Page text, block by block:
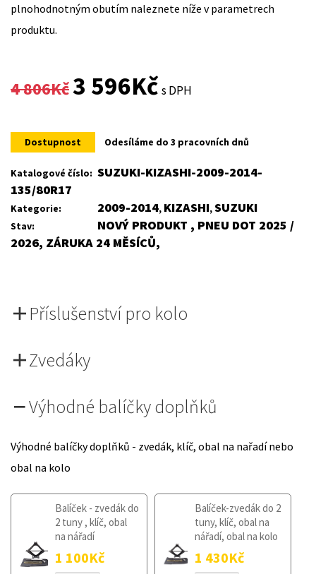
plnohodnotným obutím naleznete níže v parametrech
produktu.
4 806Kč
Original
was:
4
3 596KčCurrent
is:
3
s DPH
Dostupnost Odesíláme do 3 pracovních dnů
Katalogové číslo: SUZUKI-KIZASHI-2009-2014-
135/80R17
Kategorie: 2009-2014, KIZASHI,SUZUKI
Stav:
NOVÝ PRODUKT , PNEU DOT 2025 /
2026, ZÁRUKA 24 MĚSÍCŮ,
Příslušenství pro kolo
Zvedáky
Výhodné balíčky doplňků
Výhodné balíčky doplňků - zvedák, klíč, obal na nařadí nebo
obal na kolo
Balíček - zvedák do
2 tuny , klíč, obal
na nářadí
1 100Kč
Balíček-zvedák do 2
tuny, klíč, obal na
nářadí, obal na kolo
1 430Kč